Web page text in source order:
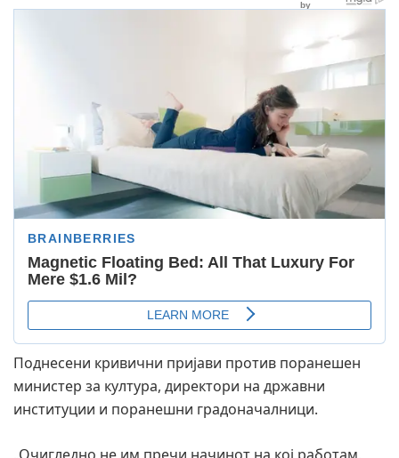
Поднесени кривични пријави против поранешен
министер за култура, директори на државни
институции и поранешни градоначалници.